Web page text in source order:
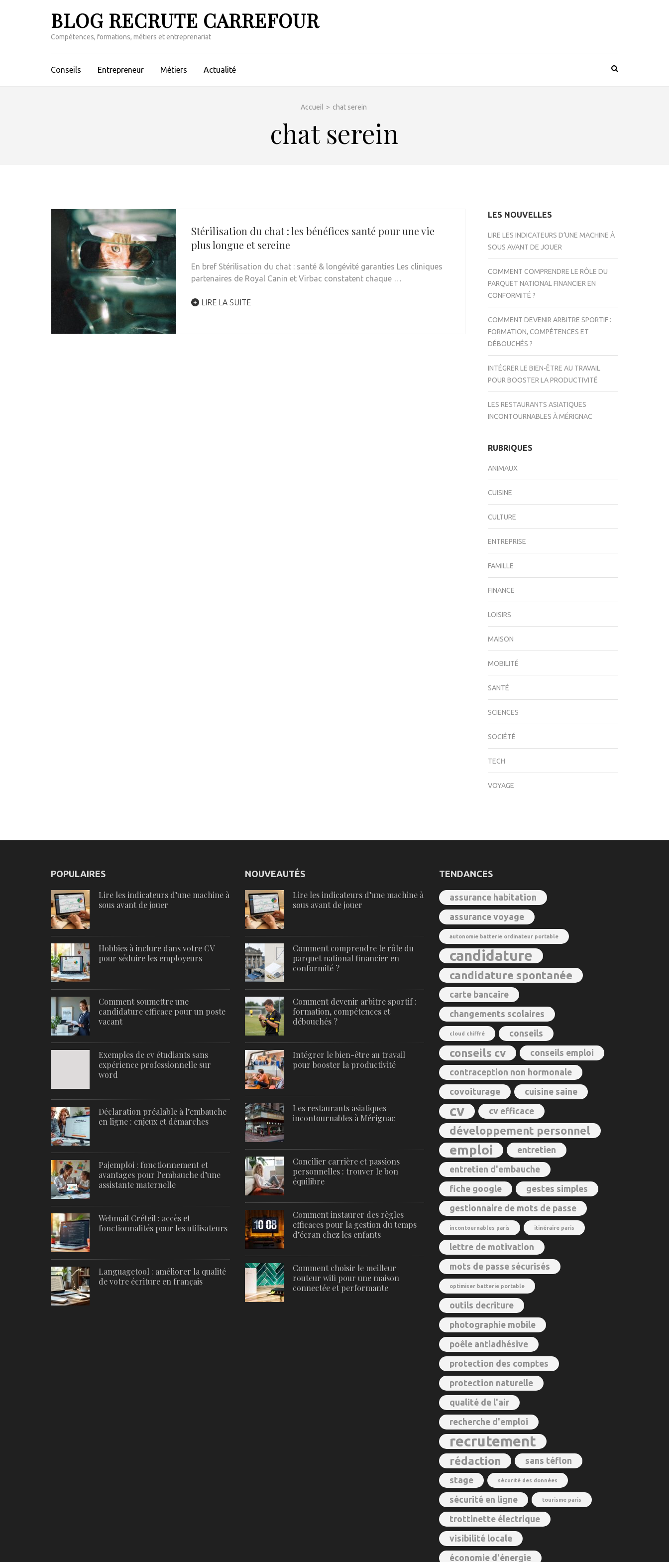
BLOG RECRUTE CARREFOUR
Compétences, formations, métiers et entreprenariat
Conseils Entrepreneur Métiers Actualité
Accueil > chat serein
chat serein
Stérilisation du chat : les bénéfices santé pour une vie
plus longue et sereine
En bref Stérilisation du chat : santé & longévité garanties Les cliniques
partenaires de Royal Canin et Virbac constatent chaque …
LIRE LA SUITE
LES NOUVELLES
LIRE LES INDICATEURS D’UNE MACHINE À
SOUS AVANT DE JOUER
COMMENT COMPRENDRE LE RÔLE DU
PARQUET NATIONAL FINANCIER EN
CONFORMITÉ ?
COMMENT DEVENIR ARBITRE SPORTIF :
FORMATION, COMPÉTENCES ET
DÉBOUCHÉS ?
INTÉGRER LE BIEN-ÊTRE AU TRAVAIL
POUR BOOSTER LA PRODUCTIVITÉ
LES RESTAURANTS ASIATIQUES
INCONTOURNABLES À MÉRIGNAC
RUBRIQUES
ANIMAUX
CUISINE
CULTURE
ENTREPRISE
FAMILLE
FINANCE
LOISIRS
MAISON
MOBILITÉ
SANTÉ
SCIENCES
SOCIÉTÉ
TECH
VOYAGE
POPULAIRES
Lire les indicateurs d’une machine à
sous avant de jouer
Hobbies à inclure dans votre CV
pour séduire les employeurs
Comment soumettre une
candidature efficace pour un poste
vacant
Exemples de cv étudiants sans
expérience professionnelle sur
word
Déclaration préalable à l’embauche
en ligne : enjeux et démarches
Pajemploi : fonctionnement et
avantages pour l’embauche d’une
assistante maternelle
Webmail Créteil : accès et
fonctionnalités pour les utilisateurs
Languagetool : améliorer la qualité
de votre écriture en français
NOUVEAUTÉS
Lire les indicateurs d’une machine à
sous avant de jouer
Comment comprendre le rôle du
parquet national financier en
conformité ?
Comment devenir arbitre sportif :
formation, compétences et
débouchés ?
Intégrer le bien-être au travail
pour booster la productivité
Les restaurants asiatiques
incontournables à Mérignac
Concilier carrière et passions
personnelles : trouver le bon
équilibre
Comment instaurer des règles
efficaces pour la gestion du temps
d’écran chez les enfants
Comment choisir le meilleur
routeur wifi pour une maison
connectée et performante
TENDANCES
assurance habitation
assurance voyage
autonomie batterie ordinateur portable
candidature
candidature spontanée
carte bancaire
changements scolaires
cloud chiffré conseils
conseils cv conseils emploi
contraception non hormonale
covoiturage cuisine saine
cv cv efficace
développement personnel
emploi entretien
entretien d'embauche
fiche google gestes simples
gestionnaire de mots de passe
incontournables paris itinéraire paris
lettre de motivation
mots de passe sécurisés
optimiser batterie portable
outils decriture
photographie mobile
poêle antiadhésive
protection des comptes
protection naturelle
qualité de l'air
recherche d'emploi
recrutement
rédaction sans téflon
stage sécurité des données
sécurité en ligne tourisme paris
trottinette électrique
visibilité locale
économie d'énergie